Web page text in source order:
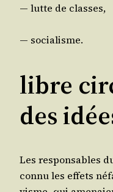
— lutte de classes,
— socia­lisme.
libre
des
Les res­pon­sables
connu les effets